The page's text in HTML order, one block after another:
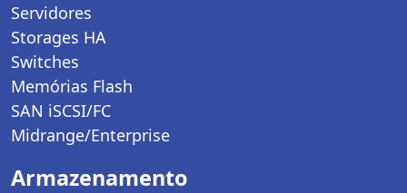
Servidores
Storages HA
Switches
Memórias Flash
SAN iSCSI/FC
Midrange/Enterprise
Armazenamento